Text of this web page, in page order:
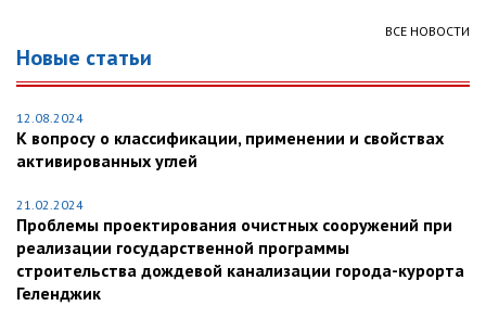
ВСЕ НОВОСТИ
Новые статьи
12.08.2024
К вопросу о классификации, применении и свойствах
активированных углей
21.02.2024
Проблемы проектирования очистных сооружений при
реализации государственной программы
строительства дождевой канализации города-курорта
Геленджик